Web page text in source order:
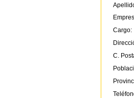
Cargo:
C.